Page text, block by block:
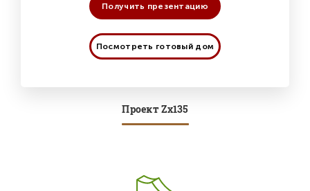
Получить презентацию
Посмотреть готовый дом
Проект Zx135